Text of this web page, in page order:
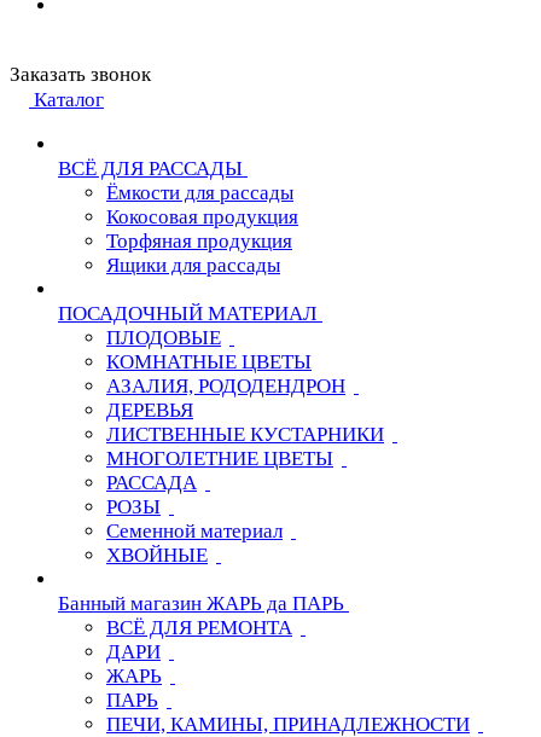
Заказать звонок
Каталог
ВСЁ ДЛЯ РАССАДЫ
Ёмкости для рассады
Кокосовая продукция
Торфяная продукция
Ящики для рассады
ПОСАДОЧНЫЙ МАТЕРИАЛ
ПЛОДОВЫЕ
КОМНАТНЫЕ ЦВЕТЫ
АЗАЛИЯ, РОДОДЕНДРОН
ДЕРЕВЬЯ
ЛИСТВЕННЫЕ КУСТАРНИКИ
МНОГОЛЕТНИЕ ЦВЕТЫ
РАССАДА
РОЗЫ
Семенной материал
ХВОЙНЫЕ
Банный магазин ЖАРЬ да ПАРЬ
ВСЁ ДЛЯ РЕМОНТА
ДАРИ
ЖАРЬ
ПАРЬ
ПЕЧИ, КАМИНЫ, ПРИНАДЛЕЖНОСТИ